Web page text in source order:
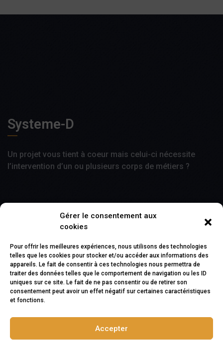
Gérer le consentement aux
cookies
Pour offrir les meilleures expériences, nous utilisons des technologies
telles que les cookies pour stocker et/ou accéder aux informations des
appareils. Le fait de consentir à ces technologies nous permettra de
traiter des données telles que le comportement de navigation ou les ID
uniques sur ce site. Le fait de ne pas consentir ou de retirer son
consentement peut avoir un effet négatif sur certaines caractéristiques
et fonctions.
Accepter
Systeme-D
Un projet vous tient à coeur mais celui-ci nécessite
l’intervention d’un ou plusieurs corps de métiers ?
En faisant appel à Systeme D, vous aurez un seul
Contact
1 rue paul Cézanne10410 Saint-Parres-aux-Tertres